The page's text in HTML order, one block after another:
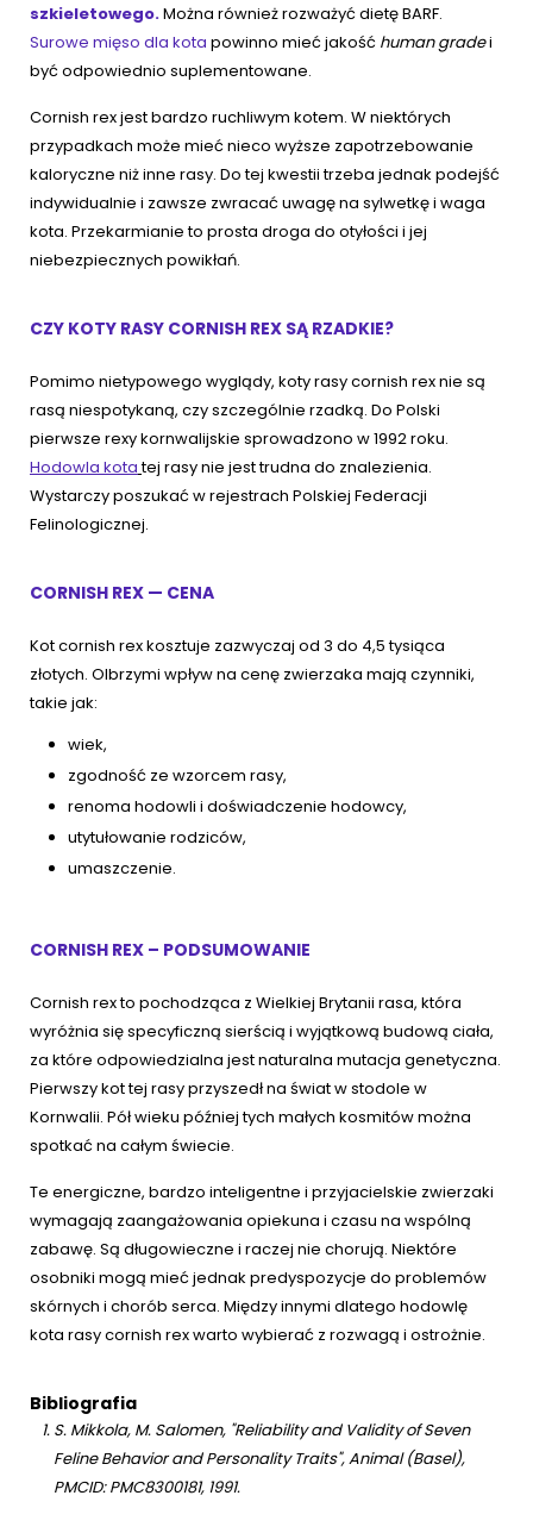
szkieletowego.Można również rozważyć dietę BARF.
Surowe mięso dla kota powinno mieć jakość human gradei
być odpowiednio suplementowane.
Cornish rex jest bardzo ruchliwym kotem. W niektórych
przypadkach może mieć nieco wyższe zapotrzebowanie
kaloryczne niż inne rasy. Do tej kwestii trzeba jednak podejść
indywidualnie i zawsze zwracać uwagę na sylwetkę i waga
kota. Przekarmianie to prosta droga do otyłości i jej
niebezpiecznych powikłań.
CZY KOTY RASY CORNISH REX SĄ RZADKIE?
Pomimo nietypowego wyglądy, koty rasy cornish rex nie są
rasą niespotykaną, czy szczególnie rzadką. Do Polski
pierwsze rexy kornwalijskie sprowadzono w 1992 roku.
Hodowla kota tej rasy nie jest trudna do znalezienia.
Wystarczy poszukać w rejestrach Polskiej Federacji
Felinologicznej.
CORNISH REX — CENA
Kot cornish rex kosztuje zazwyczaj od 3 do 4,5 tysiąca
złotych. Olbrzymi wpływ na cenę zwierzaka mają czynniki,
takie jak:
wiek,
zgodność ze wzorcem rasy,
renoma hodowli i doświadczenie hodowcy,
utytułowanie rodziców,
umaszczenie.
CORNISH REX – PODSUMOWANIE
Cornish rex to pochodząca z Wielkiej Brytanii rasa, która
wyróżnia się specyficzną sierścią i wyjątkową budową ciała,
za które odpowiedzialna jest naturalna mutacja genetyczna.
Pierwszy kot tej rasy przyszedł na świat w stodole w
Kornwalii. Pół wieku później tych małych kosmitów można
spotkać na całym świecie.
Te energiczne, bardzo inteligentne i przyjacielskie zwierzaki
wymagają zaangażowania opiekuna i czasu na wspólną
zabawę. Są długowieczne i raczej nie chorują. Niektóre
osobniki mogą mieć jednak predyspozycje do problemów
skórnych i chorób serca. Między innymi dlatego hodowlę
kota rasy cornish rex warto wybierać z rozwagą i ostrożnie.
Bibliografia
S. Mikkola, M. Salomen, "Reliability and Validity of Seven
Feline Behavior and Personality Traits", Animal (Basel),
PMCID: PMC8300181, 1991.